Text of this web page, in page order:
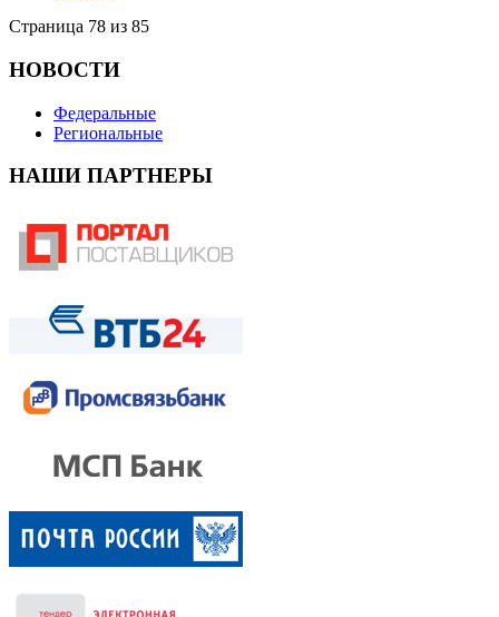
Страница 78 из 85
НОВОСТИ
Федеральные
Региональные
НАШИ ПАРТНЕРЫ